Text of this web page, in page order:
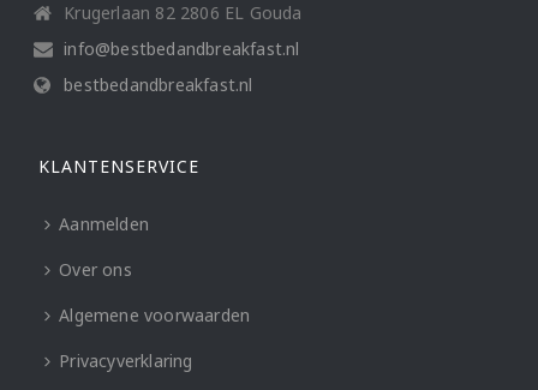
Krugerlaan 82 2806 EL Gouda
info@bestbedandbreakfast.nl
bestbedandbreakfast.nl
KLANTENSERVICE
Aanmelden
Over ons
Algemene voorwaarden
Privacyverklaring